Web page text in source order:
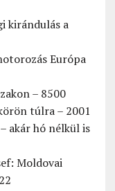
kirándulás a
Európa
– 8500
túlra – 2001
akár hó nélkül is
Moldovai